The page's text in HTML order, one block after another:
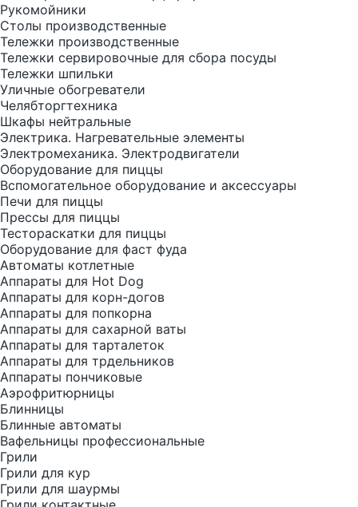
Рукомойники
Столы производственные
Тележки производственные
Тележки сервировочные для сбора посуды
Тележки шпильки
Уличные обогреватели
Челябторгтехника
Шкафы нейтральные
Электрика. Нагревательные элементы
Электромеханика. Электродвигатели
Оборудование для пиццы
Вспомогательное оборудование и аксессуары
Печи для пиццы
Прессы для пиццы
Тестораскатки для пиццы
Оборудование для фаст фуда
Автоматы котлетные
Аппараты для Hot Dog
Аппараты для корн-догов
Аппараты для попкорна
Аппараты для сахарной ваты
Аппараты для тарталеток
Аппараты для трдельников
Аппараты пончиковые
Аэрофритюрницы
Блинницы
Блинные автоматы
Вафельницы профессиональные
Грили
Грили для кур
Грили для шаурмы